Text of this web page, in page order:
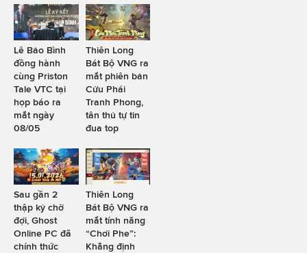
Lê Bảo Bình
đồng hành
cùng Priston
Tale VTC tại
họp báo ra
mắt ngày
08/05
Thiên Long
Bát Bộ VNG ra
mắt phiên bản
Cửu Phái
Tranh Phong,
tân thủ tự tin
đua top
Sau gần 2
thập kỷ chờ
đợi, Ghost
Online PC đã
chính thức
Thiên Long
Bát Bộ VNG ra
mắt tính năng
“Chơi Phe”:
Khẳng định